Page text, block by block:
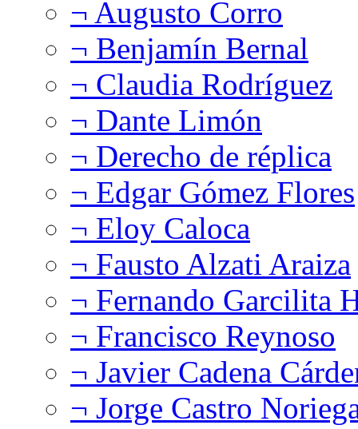
¬ Augusto Corro
¬ Benjamín Bernal
¬ Claudia Rodríguez
¬ Dante Limón
¬ Derecho de réplica
¬ Edgar Gómez Flores
¬ Eloy Caloca
¬ Fausto Alzati Araiza
¬ Fernando Garcilita
¬ Francisco Reynoso
¬ Javier Cadena
¬ Jorge Castro